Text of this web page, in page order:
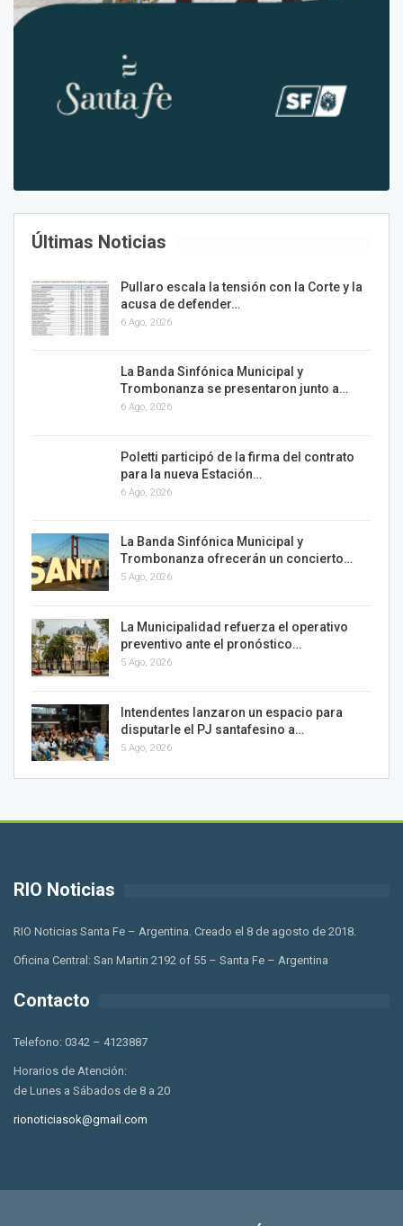
Últimas Noticias
Pullaro escala la tensión con la Corte y la
acusa de defender…
6 Ago, 2026
La Banda Sinfónica Municipal y
Trombonanza se presentaron junto a…
6 Ago, 2026
Poletti participó de la firma del contrato
para la nueva Estación…
6 Ago, 2026
La Banda Sinfónica Municipal y
Trombonanza ofrecerán un concierto…
5 Ago, 2026
La Municipalidad refuerza el operativo
preventivo ante el pronóstico…
5 Ago, 2026
Intendentes lanzaron un espacio para
disputarle el PJ santafesino a…
5 Ago, 2026
RIO Noticias
RIO Noticias Santa Fe – Argentina. Creado el 8 de agosto de 2018.
Oficina Central: San Martin 2192 of 55 – Santa Fe – Argentina
Contacto
Telefono: 0342 – 4123887
Horarios de Atención:
de Lunes a Sábados de 8 a 20
rionoticiasok@gmail.com